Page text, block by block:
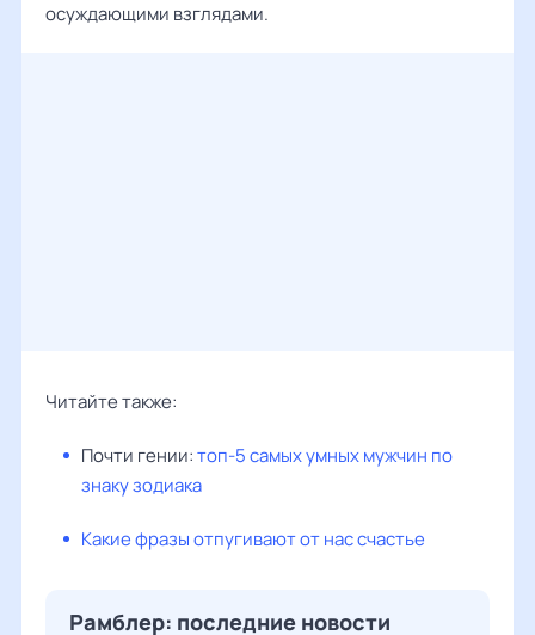
осуждающими взглядами.
Читайте также:
Почти гении:топ-5 самых умных мужчин по
знаку зодиака
Какие фразы отпугивают от нас счастье
Рамблер: последние новости